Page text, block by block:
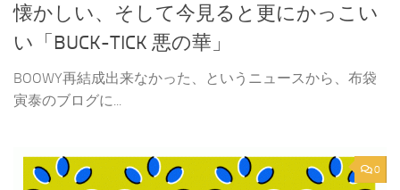
懐かしい、そして今見ると更にかっこい
い「BUCK-TICK 悪の華」
BOOWY再結成出来なかった、というニュースから、布袋
寅泰のブログに...
0